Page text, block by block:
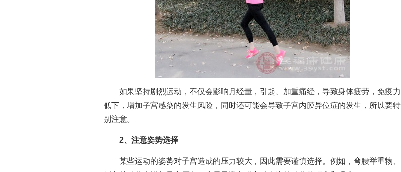
如果坚持剧烈运动，不仅会影响月经量，引起、加重痛经，导致身体疲劳，免疫力
低下，增加子宫感染的发生风险，同时还可能会导致子宫内膜异位症的发生，所以要特
别注意。
2、注意姿势选择
某些运动的姿势对子宫造成的压力较大，因此需要谨慎选择。例如，弯腰举重物、